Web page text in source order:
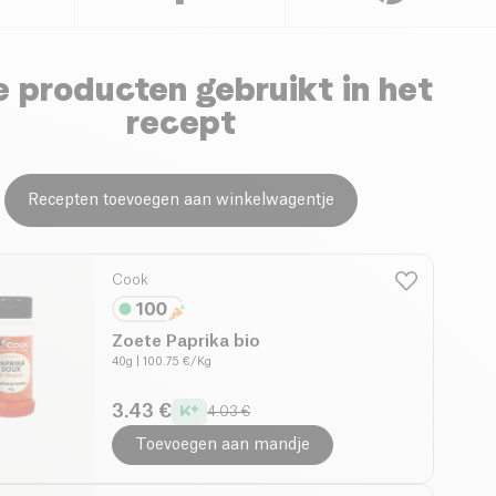
producten gebruikt in het
recept
Recepten toevoegen aan winkelwagentje
Cook
Zoete Paprika bio
40g | 100.75 €/Kg
3.43 € 4.03 €
Toevoegen aan mandje